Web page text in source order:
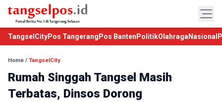
TangselCityPos Tangerang Pos Banten PolitikOlahraga Nasional
Home / TangselCity
Rumah Singgah Tangsel Masih
Terbatas, Dinsos Dorong